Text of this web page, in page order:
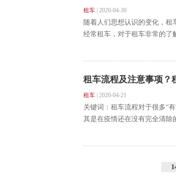
租车| 2020-04-30
随着人们思想认识的变化，
经常租车，对于租车非常的了
租车流程及注意事项？
租车| 2020-04-21
关键词：租车流程对于很多“
其是在疫情还在没有完全清除